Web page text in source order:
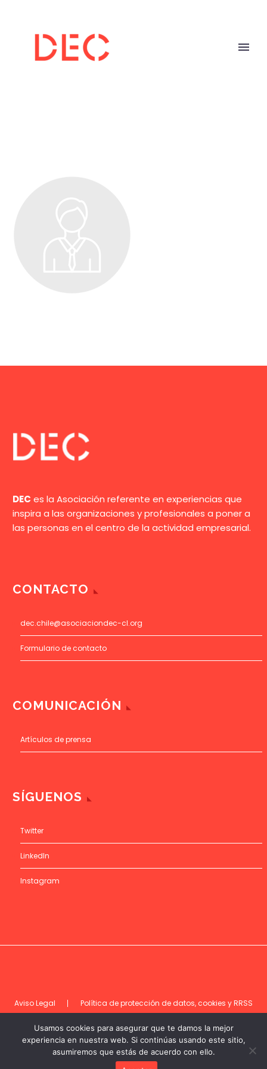
DEC es la Asociación referente en experiencias que
inspira a las organizaciones y profesionales a poner a
las personas en el centro de la actividad empresarial.
CONTACTO
dec.chile@asociaciondec-cl.org
Formulario de contacto
COMUNICACIÓN
Artículos de prensa
SÍGUENOS
Twitter
LinkedIn
Instagram
Aviso Legal
Política de protección de datos, cookies y RRSS
Código de ética
©DEC
Usamos cookies para asegurar que te damos la mejor
experiencia en nuestra web. Si continúas usando este sitio,
asumiremos que estás de acuerdo con ello.